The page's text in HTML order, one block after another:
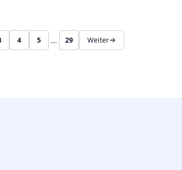
4 5 … 29 Weiter